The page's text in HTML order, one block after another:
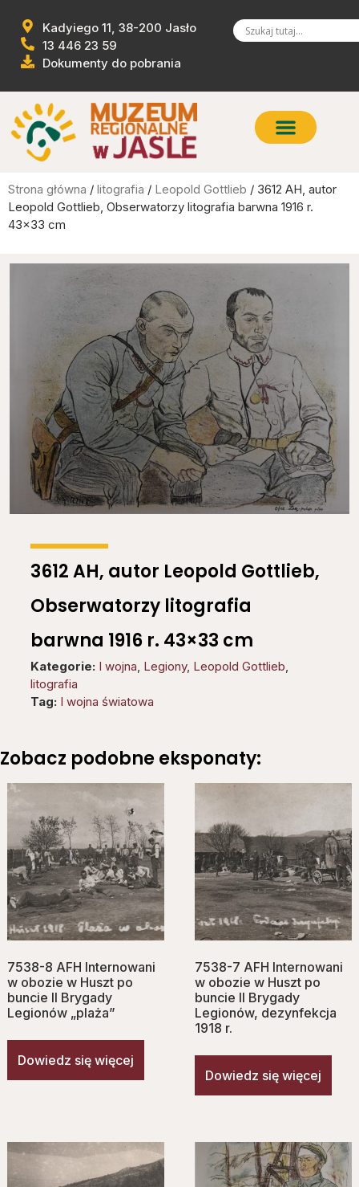
Kadyiego 11, 38-200 Jasło
13 446 23 59
Dokumenty do pobrania
Strona główna / litografia / Leopold Gottlieb / 3612 AH, autor
Leopold Gottlieb, Obserwatorzy litografia barwna 1916 r.
43×33 cm
3612 AH, autor Leopold Gottlieb,
Obserwatorzy litografia
barwna 1916 r. 43×33 cm
Kategorie: I wojna Legiony, Leopold Gottlieb
litografia
Tag: I wojna światowa
Zobacz podobne eksponaty:
7538-8 AFH Internowani
w obozie w Huszt po
buncie II Brygady
Legionów „plaża”
Dowiedz się więcej
7538-7 AFH Internowani
w obozie w Huszt po
buncie II Brygady
Legionów, dezynfekcja
1918 r.
Dowiedz się więcej